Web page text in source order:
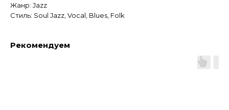
Жанр: Jazz
Стиль: Soul Jazz, Vocal, Blues, Folk
Рекомендуем